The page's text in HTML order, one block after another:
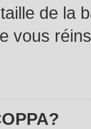
de la
vous